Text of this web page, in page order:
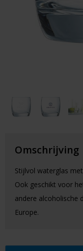
Gezondheid &
Paraplu's
Omschrijving
Stijlvol waterglas
Ook geschikt voor
andere alcoholische
Europe.